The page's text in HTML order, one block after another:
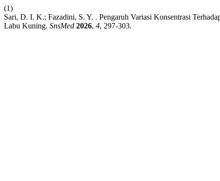
(1)
Sari, D. I. K.; Fazadini, S. Y. . Pengaruh Variasi Konsentrasi
Labu Kuning. SnsMed 2026, 4, 297-303.